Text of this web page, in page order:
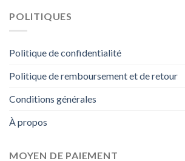
POLITIQUES
Politique de confidentialité
Politique de remboursement et de retour
Conditions générales
À propos
MOYEN DE PAIEMENT